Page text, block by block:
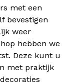
met een
bevestigen
weer
hebben we
Deze kunt u
met praktijk